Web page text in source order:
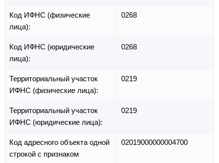
Код ИФНС (физические
лица):
0268
Код ИФНС (юридические
лица):
0268
Территориальный участок
ИФНС (физические лица):
0219
Территориальный участок
ИФНС (юридические лица):
0219
Код адресного объекта одной
строкой с признаком
02019000000004700